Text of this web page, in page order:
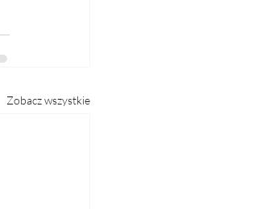
Zobacz wszystkie